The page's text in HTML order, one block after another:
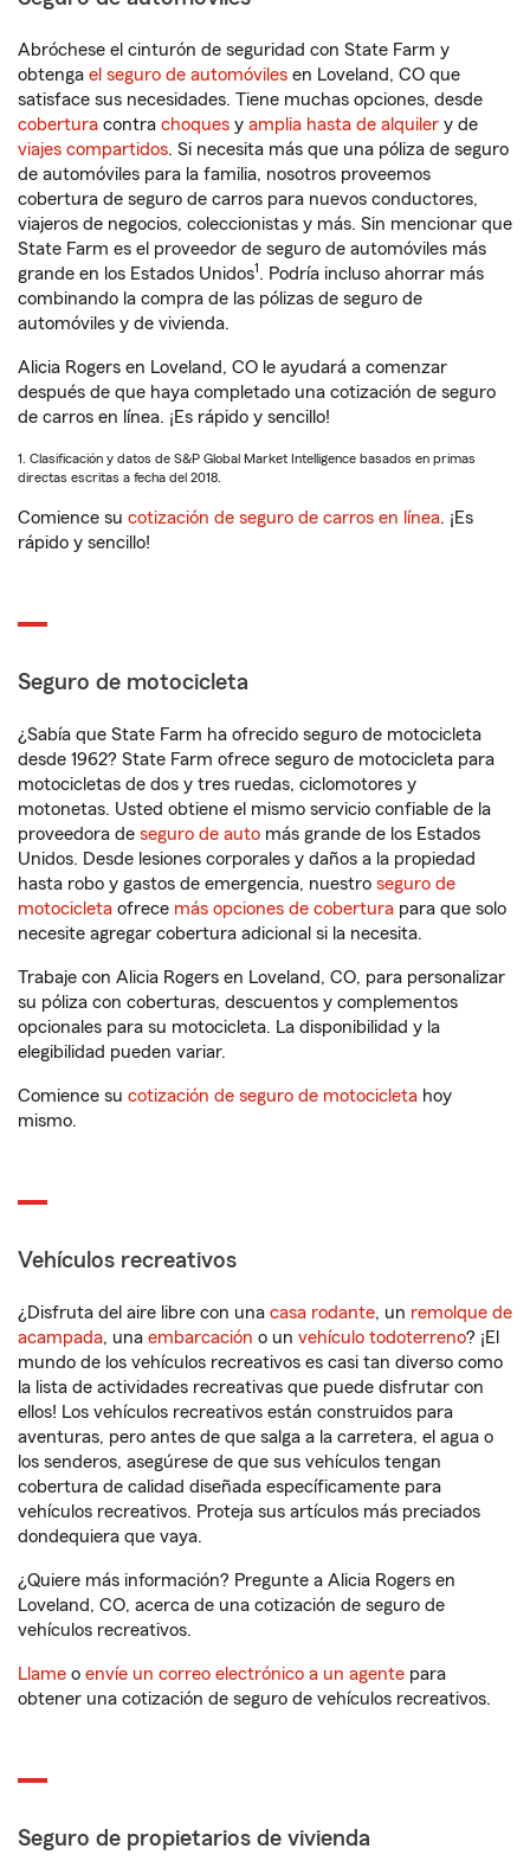
Abróchese el cinturón de seguridad con State Farm y
obtenga el seguro de automóviles en Loveland, CO que
satisface sus necesidades. Tiene muchas opciones, desde
cobertura contra choques y amplia hasta de alquiler y de
viajes compartidos. Si necesita más que una póliza de seguro
de automóviles para la familia, nosotros proveemos
cobertura de seguro de carros para nuevos conductores,
viajeros de negocios, coleccionistas y más. Sin mencionar que
State Farm es el proveedor de seguro de automóviles más
grande en los Estados Unidos1 . Podría incluso ahorrar más
combinando la compra de las pólizas de seguro de
automóviles y de vivienda.
Alicia Rogers en Loveland, CO le ayudará a comenzar
después de que haya completado una cotización de seguro
de carros en línea. ¡Es rápido y sencillo!
1. Clasificación y datos de S&P Global Market Intelligence basados en primas
directas escritas a fecha del 2018.
Comience su cotización de seguro de carros en línea. ¡Es
rápido y sencillo!
Seguro de motocicleta
¿Sabía que State Farm ha ofrecido seguro de motocicleta
desde 1962? State Farm ofrece seguro de motocicleta para
motocicletas de dos y tres ruedas, ciclomotores y
motonetas. Usted obtiene el mismo servicio confiable de la
proveedora de seguro de auto más grande de los Estados
Unidos. Desde lesiones corporales y daños a la propiedad
hasta robo y gastos de emergencia, nuestro seguro de
motocicleta ofrece más opciones de cobertura para que solo
necesite agregar cobertura adicional si la necesita.
Trabaje con Alicia Rogers en Loveland, CO, para personalizar
su póliza con coberturas, descuentos y complementos
opcionales para su motocicleta. La disponibilidad y la
elegibilidad pueden variar.
Comience su cotización de seguro de motocicleta hoy
mismo.
Vehículos recreativos
¿Disfruta del aire libre con una casa rodante, un remolque de
acampada, una embarcación o un vehículo todoterreno? ¡El
mundo de los vehículos recreativos es casi tan diverso como
la lista de actividades recreativas que puede disfrutar con
ellos! Los vehículos recreativos están construidos para
aventuras, pero antes de que salga a la carretera, el agua o
los senderos, asegúrese de que sus vehículos tengan
cobertura de calidad diseñada específicamente para
vehículos recreativos. Proteja sus artículos más preciados
dondequiera que vaya.
¿Quiere más información? Pregunte a Alicia Rogers en
Loveland, CO, acerca de una cotización de seguro de
vehículos recreativos.
Llame o envíe un correo electrónico a un agente para
obtener una cotización de seguro de vehículos recreativos.
Seguro de propietarios de vivienda